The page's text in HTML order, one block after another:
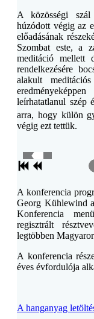
A közösségi szál
húzódott végig az
előadásának
Szombat este, a
meditáció mellett
rendelkezésére
alakult
leírhatatlanul szép
arra, hogy külön
végig ezt tettük.
A konferencia
Georg Kühlewind
Konferencia
regisztrált
legtöbben
A konferencia
éves évfordulója
A hanganyag